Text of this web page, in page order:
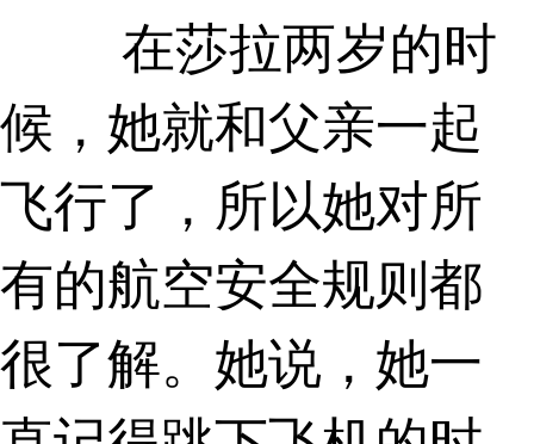
在莎拉两岁的时
候，她就和父亲一起
飞行了，所以她对所
有的航空安全规则都
很了解。她说，她一